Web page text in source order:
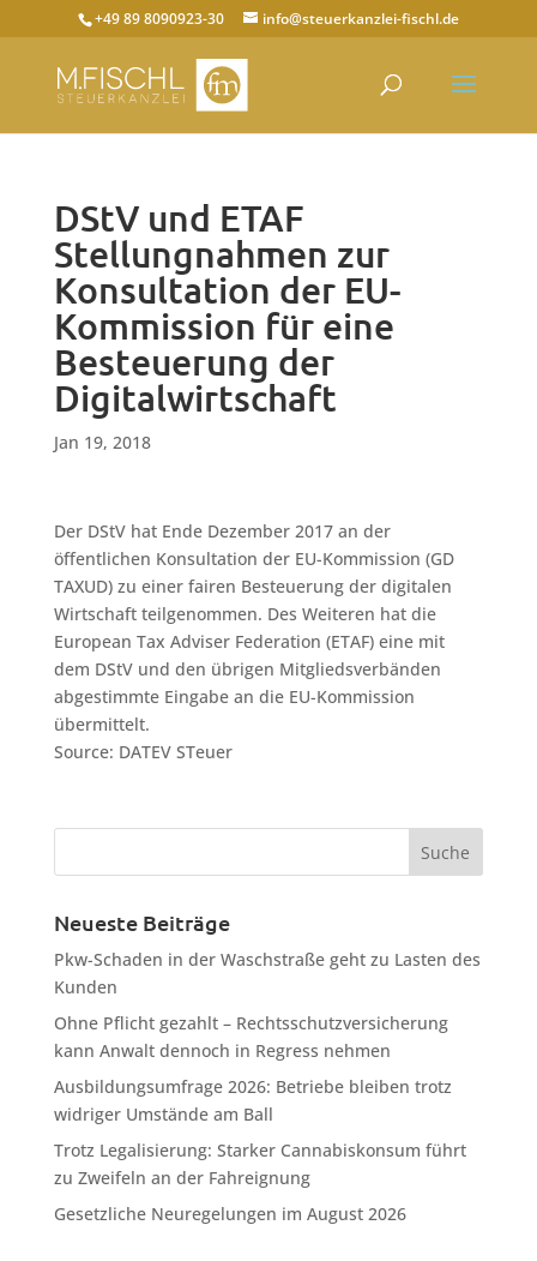
+49 89 8090923-30 info@steuerkanzlei-fischl.de
DStV und ETAF
Stellungnahmen zur
Konsultation der EU-
Kommission für eine
Besteuerung der
Digitalwirtschaft
Jan 19, 2018
Der DStV hat Ende Dezember 2017 an der
öffentlichen Konsultation der EU-Kommission (GD
TAXUD) zu einer fairen Besteuerung der digitalen
Wirtschaft teilgenommen. Des Weiteren hat die
European Tax Adviser Federation (ETAF) eine mit
dem DStV und den übrigen Mitgliedsverbänden
abgestimmte Eingabe an die EU-Kommission
übermittelt.
Source: DATEV STeuer
Neueste Beiträge
Pkw-Schaden in der Waschstraße geht zu Lasten des
Kunden
Ohne Pflicht gezahlt – Rechtsschutzversicherung
kann Anwalt dennoch in Regress nehmen
Ausbildungsumfrage 2026: Betriebe bleiben trotz
widriger Umstände am Ball
Trotz Legalisierung: Starker Cannabiskonsum führt
zu Zweifeln an der Fahreignung
Gesetzliche Neuregelungen im August 2026